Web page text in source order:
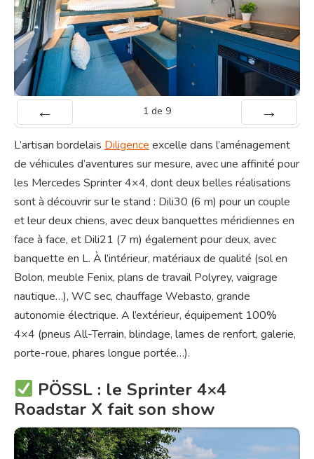
1 de 9
L’artisan bordelais Diligence excelle dans l’aménagement
de véhicules d’aventures sur mesure, avec une affinité pour
les Mercedes Sprinter 4×4, dont deux belles réalisations
sont à découvrir sur le stand : Dili30 (6 m) pour un couple
et leur deux chiens, avec deux banquettes méridiennes en
face à face, et Dili21 (7 m) également pour deux, avec
banquette en L. À l’intérieur, matériaux de qualité (sol en
Bolon, meuble Fenix, plans de travail Polyrey, vaigrage
nautique…), WC sec, chauffage Webasto, grande
autonomie électrique. A l’extérieur, équipement 100%
4×4 (pneus All-Terrain, blindage, lames de renfort, galerie,
porte-roue, phares longue portée…).
PÖSSL : le Sprinter 4×4
Roadstar X fait son show